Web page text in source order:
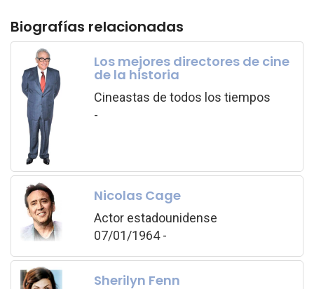
Biografías relacionadas
Los mejores directores de cine
de la historia
Cineastas de todos los tiempos
-
Nicolas Cage
Actor estadounidense
07/01/1964 -
Sherilyn Fenn